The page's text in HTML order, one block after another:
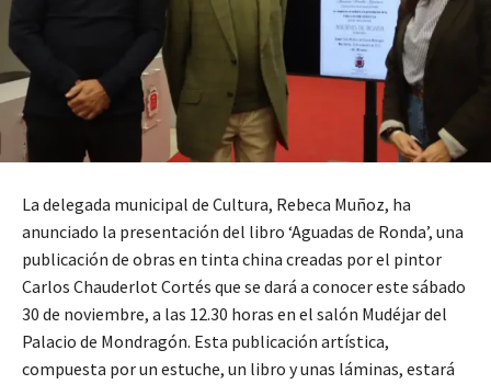
La delegada municipal de Cultura, Rebeca Muñoz, ha
anunciado la presentación del libro ‘Aguadas de Ronda’, una
publicación de obras en tinta china creadas por el pintor
Carlos Chauderlot Cortés que se dará a conocer este sábado
30 de noviembre, a las 12.30 horas en el salón Mudéjar del
Palacio de Mondragón. Esta publicación artística,
compuesta por un estuche, un libro y unas láminas, estará